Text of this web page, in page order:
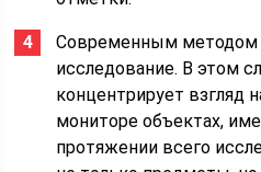
Современным методом
исследование. В этом
концентрирует взгляд
мониторе объектах,
протяжении всего